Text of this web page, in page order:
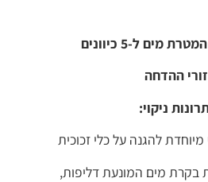
ההדחה
ניקוי:
מיוחדת להגנה על כלי זכוכית
בקרת מים המונעת דליפות,